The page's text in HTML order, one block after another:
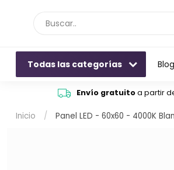
Todas las categorías Blog
Envío gratuitoa partir
Inicio / Panel LED - 60x60 - 4000K